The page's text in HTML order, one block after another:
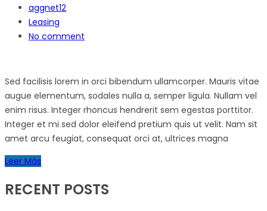
aggnet12
Leasing
No comment
Sed facilisis lorem in orci bibendum ullamcorper. Mauris vitae
augue elementum, sodales nulla a, semper ligula. Nullam vel
enim risus. Integer rhoncus hendrerit sem egestas porttitor.
Integer et mi sed dolor eleifend pretium quis ut velit. Nam sit
amet arcu feugiat, consequat orci at, ultrices magna
Leer Más
RECENT POSTS